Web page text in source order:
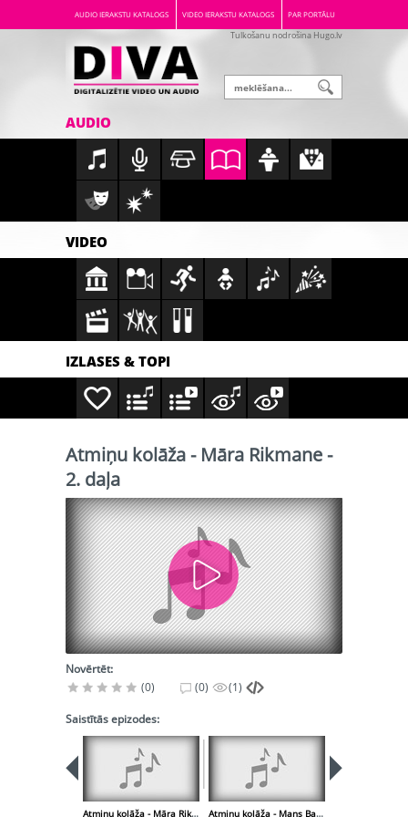
AUDIO IERAKSTU KATALOGS VIDEO IERAKSTU KATALOGS PAR PORTĀLU
Tulkošanu nodrošina Hugo.lv
AUDIO
VIDEO
IZLASES & TOPI
Atmiņu kolāža - Māra Rikmane -
2. daļa
Novērtēt:
(0)
(0) (1)
Saistītās epizodes:
Atmiņu kolāža - Māra Rikmane - 1. daļa Atmiņu kolāža - Mans Bastejkalns